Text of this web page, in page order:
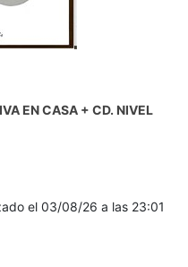
EN CASA + CD. NIVEL
el 03/08/26 a las 23:01